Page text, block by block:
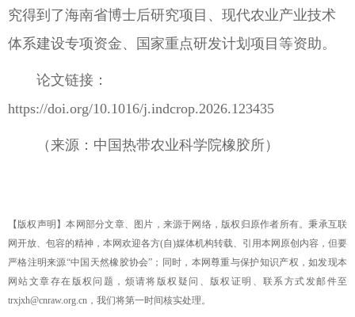
究得到了海南省博士后研究项目、现代农业产业技术
体系建设专项资金、国家重点研发计划项目等资助。
论文链接：
https://doi.org/10.1016/j.indcrop.2026.123435
（来源：中国热带农业科学院橡胶所）
【版权声明】本网部分文章、图片，来源于网络，版权归原作者所有。秉承互联
网开放、包容的精神，本网欢迎各方(自)媒体机构转载、引用本网原创内容，但要
严格注明来源“中国天然橡胶协会”；同时，本网尊重与保护知识产权，如发现本
网站文章存在版权问题，烦请将版权疑问、版权证明、联系方式发邮件至
trxjxh@cnraw.org.cn，我们将第一时间核实处理。